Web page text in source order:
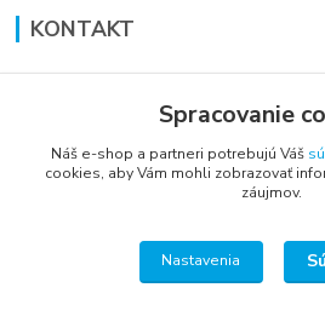
KONTAKT
+421 948 711 774
vsetkoprenabytok@gmail.com
Spracovanie
Náš e-shop a partneri potrebujú Váš
cookies, aby Vám mohli zobrazovať
záujmov.
Nastavenia